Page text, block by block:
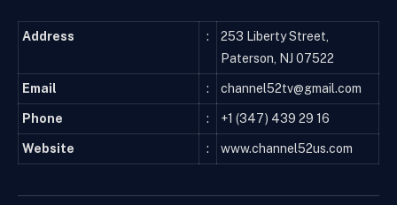
Address :
253 Liberty Street,
Paterson, NJ 07522
Email : channel52tv@gmail.com
Phone : +1 (347) 439 29 16
Website : www.channel52us.com